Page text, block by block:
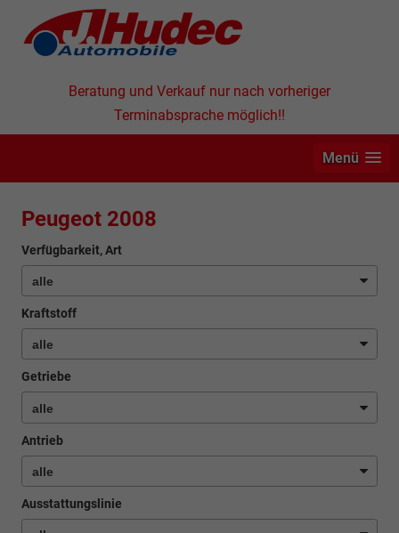
Beratung und Verkauf nur nach vorheriger
Terminabsprache möglich!!
Menü
Peugeot 2008
Verfügbarkeit, Art
Kraftstoff
Getriebe
Antrieb
Ausstattungslinie